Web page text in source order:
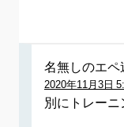
名無しのエペ
2020年11月3日
別にトレー